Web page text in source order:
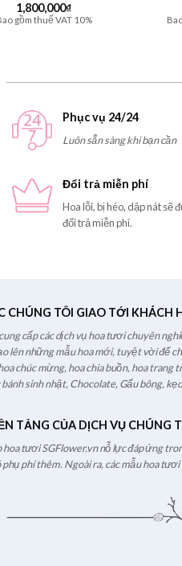
1,800,000₫
gồm thuế VAT 10%
Phục vụ 24/24
Luôn sẵn sàng khi bạn cần
Đổi trả miễn phí
Hoa lỗi, bị héo, dập nát sẽ
đổi trả miễn phí.
CHÚNG TÔI GIAO TỚI KHÁCH
cấp các dịch vụ hoa tươi chuyên
lên những mẫu hoa mới, tuyệt vời để
chúc mừng, hoa chia buồn, hoa
sinh nhật, Chocolate, Gấu bông,
TẢNG CỦA DỊCH VỤ CHÚNG
tươi SGFlower.vn nỗ lực đáp ứng
phụ phí thêm. Ngoài ra, các mẫu hoa